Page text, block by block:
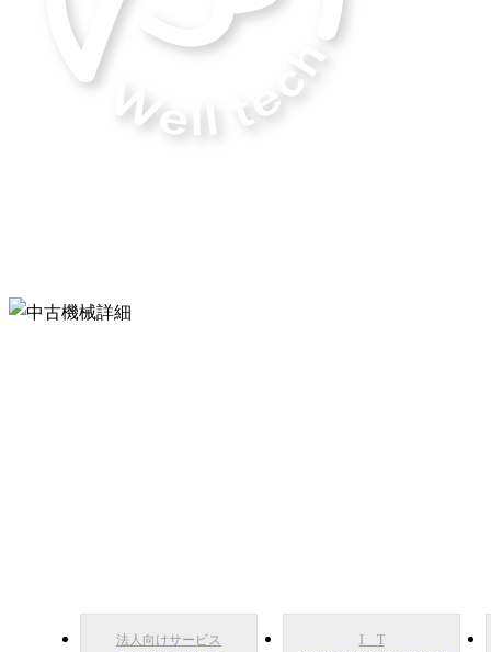
法人向けサービス I T